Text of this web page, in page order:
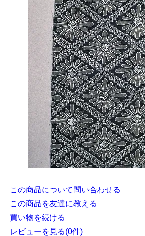
この商品について問い合わせる
この商品を友達に教える
買い物を続ける
レビューを見る(0件)